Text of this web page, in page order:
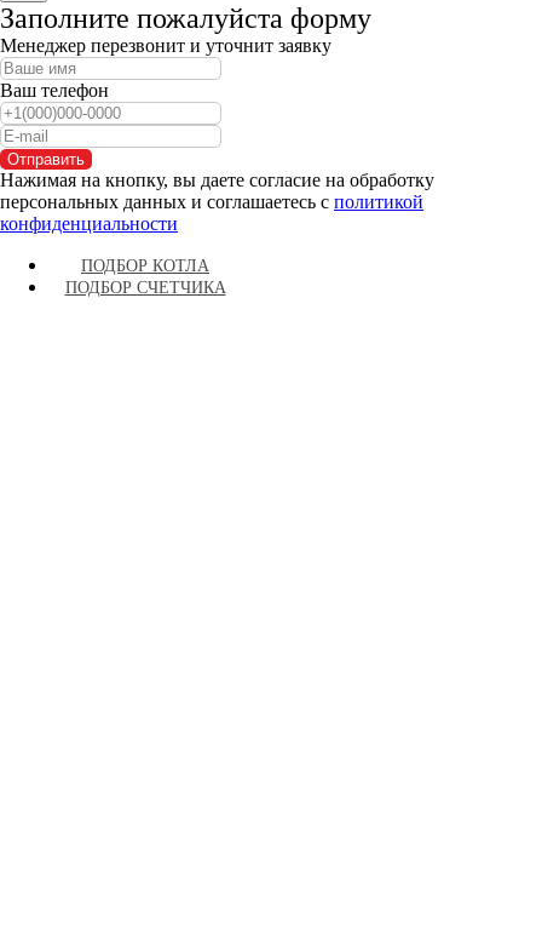
Заполните пожалуйста форму
Менеджер перезвонит и уточнит заявку
Ваш телефон
Отправить
Нажимая на кнопку, вы даете согласие на обработку
персональных данных и соглашаетесь c политикой
конфиденциальности
ПОДБОР КОТЛА
ПОДБОР СЧЕТЧИКА